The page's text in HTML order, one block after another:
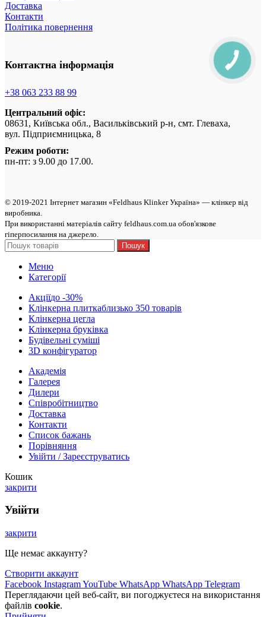
Доставка
Контакти
Політика повернення
Контактна інформація
+38 063 233 88 99
Центральний офіс:
08631, Київська обл., Васильківський р-н, смт. Глеваха,
вул. Підприємницька, 8
Режим роботи:
пн-пт: з 9.00 до 17.00.
© 2019-2021 Інтернет магазин «Feldhaus Klinker Україна» — клінкер від
виробникa.
При використанні матеріалів сайту feldhaus.com.ua обов'язкове
гіперпосилання на джерело.
Пошук
Меню
Категорії
Акціїдо -30%
Клінкерна плиткаблизько 350 товарів
Клінкерна цегла
Клінкерна бруківка
Будівельні суміші
3D конфігуратор
Академія
Галерея
Дилери
Cпівробітництво
Доставка
Контакти
Список бажань
Порівняння
Увійти / Зареєструватись
Кошик
закрити
Увійти
закрити
Ще немає аккаунту?
Створити аккаунт
Facebook InstagramYouTube WhatsApp WhatsApp Telegram
Переглядаючи цей веб-сайт, ви погоджуєтеся на використання
файлів cookie.